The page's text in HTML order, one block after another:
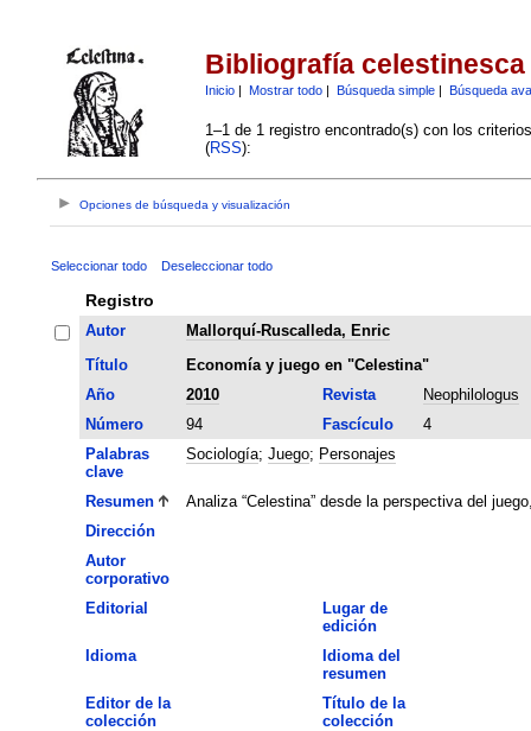
Bibliografía celestinesca
Inicio| Mostrar todo| Búsqueda simple| Búsqueda
1–1 de 1 registro encontrado(s) con los
(RSS):
Opciones de búsqueda y visualización
Seleccionar todo Deseleccionar todo
Registro
Autor
Mallorquí-Ruscalleda, Enric
Título
Economía y juego en "Celestina"
Año
2010 Revista
Neophilologus
Número
94 Fascículo
4
Palabras
clave
Sociología; Juego; Personajes
Resumen
Analiza “Celestina” desde la perspectiva del
Dirección
Autor
corporativo
Editorial
Lugar de
edición
Idioma
Idioma del
resumen
Editor de la
colección
Título de la
colección